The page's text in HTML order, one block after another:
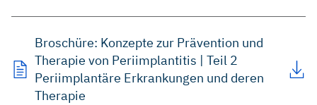
Broschüre: Konzepte zur Prävention und
Therapie von Periimplantitis | Teil 2
Periimplantäre Erkrankungen und deren
Therapie